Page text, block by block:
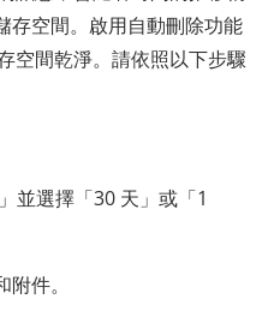
存空間。啟用自動刪除功能
空間乾淨。請依照以下步驟
並選擇「30 天」或「1
件。